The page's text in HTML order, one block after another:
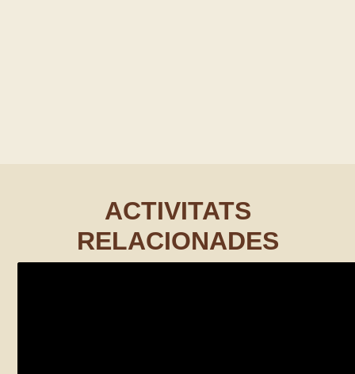
ACTIVITATS
RELACIONADES